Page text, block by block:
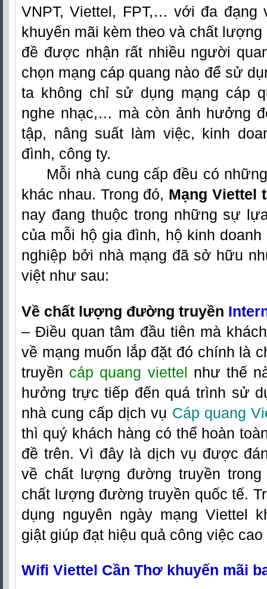
VNPT,Viettel , FPT,… với đa đạng
khuyến mãi kèm theo và chất
đề được nhận rất nhiều người
chọn mạng cáp quang nào để sử
ta không chỉ sử dụng mạng cáp
nghe nhạc,… mà còn ảnh hưởng
tập, nâng suất làm việc, kinh
đình, công ty.
Mỗi nhà cung cấp đều có
khác nhau. Trong đó, Mạng Viettel
nay đang thuộc trong những sự
của mỗi hộ gia đình, hộ kinh
nghiệp bởi nhà mạng đã sở hữu
việt như sau:
Về chất lượng đường truyền
– Điều quan tâm đầu tiên mà
về mạng muốn lắp đặt đó chính là
truyền cáp quang viettel như thế
hưởng trực tiếp đến quá trình sử
nhà cung cấp dịch vụ Cáp quang
thì quý khách hàng có thể hoàn
đề trên. Vì đây là dịch vụ được
về chất lượng đường truyền
chất lượng đường truyền quốc tế.
dụng nguyên ngày mạng Viettel
giật giúp đạt hiệu quả công việc
Wifi Viettel Cần Thơ khuyến mãi